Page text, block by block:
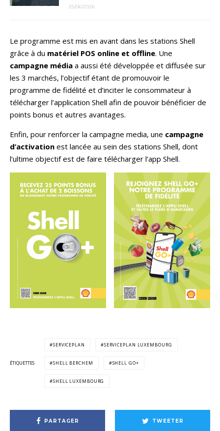
25/06/2026
Le programme est mis en avant dans les stations Shell
grâce à du matériel POS online et offline. Une
campagne média a aussi été développée et diffusée sur
les 3 marchés, l’objectif étant de promouvoir le
programme de fidélité et d’inciter le consommateur à
télécharger l’application Shell afin de pouvoir bénéficier de
points bonus et autres avantages.
Enfin, pour renforcer la campagne media, une campagne
d’activation est lancée au sein des stations Shell, dont
l’ultime objectif est de faire télécharger l’app Shell.
ÉTIQUETTES
SERVICEPLAN SERVICEPLAN LUXEMBOURG
SHELL BERCHEM SHELL GO+
SHELL LUXEMBOURG
PARTAGER TWEETER